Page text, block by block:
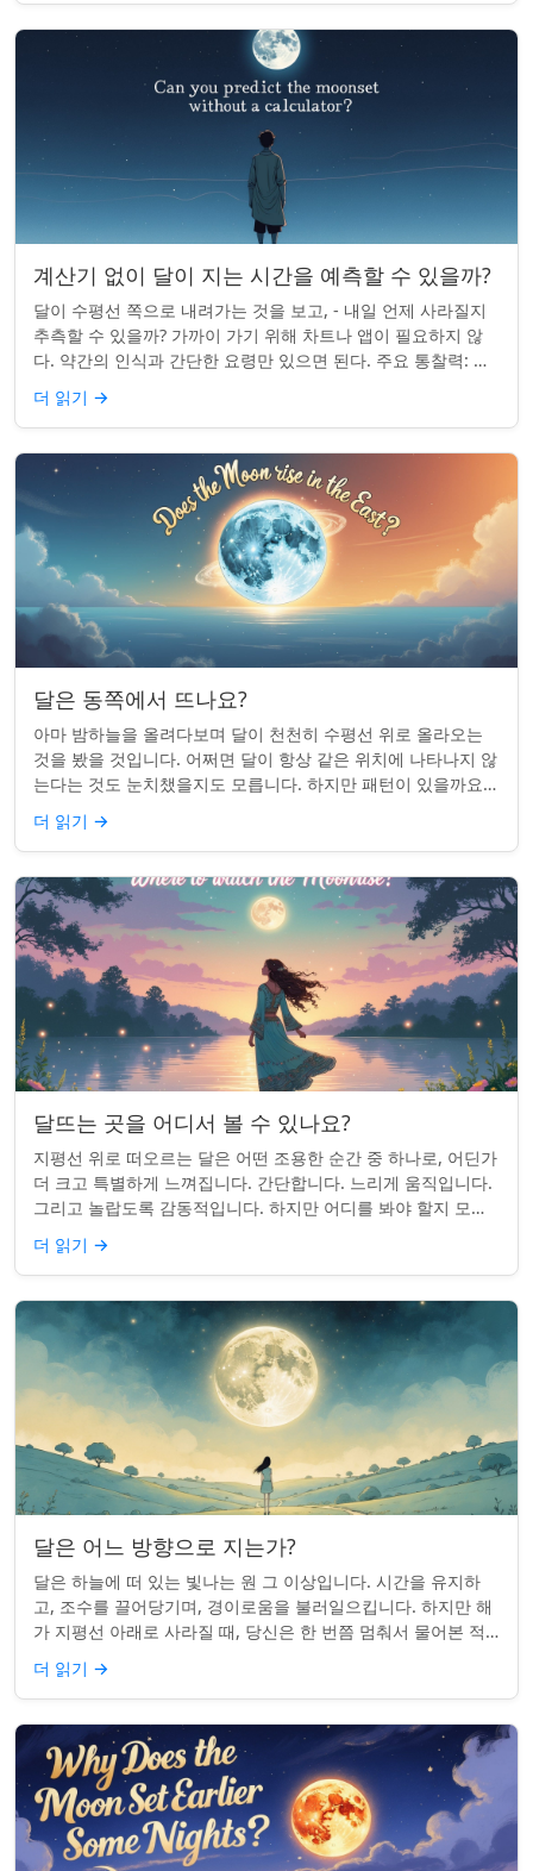
계산기 없이 달이 지는 시간을 예측할 수 있을까?
달이 수평선 쪽으로 내려가는 것을 보고, - 내일 언제 사라질지
추측할 수 있을까? 가까이 가기 위해 차트나 앱이 필요하지 않
다. 약간의 인식과 간단한 요령만 있으면 된다. 주요 통찰력: 오
늘의 달 뜨는 시간을 알고...
더 읽기 →
달은 동쪽에서 뜨나요?
아마 밤하늘을 올려다보며 달이 천천히 수평선 위로 올라오는
것을 봤을 것입니다. 어쩌면 달이 항상 같은 위치에 나타나지 않
는다는 것도 눈치챘을지도 모릅니다. 하지만 패턴이 있을까요?
달은 정말 매번 동쪽에서 뜰까요?...
더 읽기 →
달뜨는 곳을 어디서 볼 수 있나요?
지평선 위로 떠오르는 달은 어떤 조용한 순간 중 하나로, 어딘가
더 크고 특별하게 느껴집니다. 간단합니다. 느리게 움직입니다.
그리고 놀랍도록 감동적입니다. 하지만 어디를 봐야 할지 모르
면 잡기 쉽지 않을 수 있습니...
더 읽기 →
달은 어느 방향으로 지는가?
달은 하늘에 떠 있는 빛나는 원 그 이상입니다. 시간을 유지하
고, 조수를 끌어당기며, 경이로움을 불러일으킵니다. 하지만 해
가 지평선 아래로 사라질 때, 당신은 한 번쯤 멈춰서 물어본 적
이 있나요: 그곳은 어디일까? ...
더 읽기 →